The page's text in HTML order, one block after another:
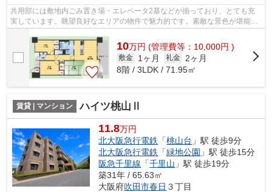
共用部には敷地内ごみ置き場・エレベータ2基などが揃っており、とても充
実しています。眺望良好なエリアの物件で魅力的です。素敵な景色が堪能で
10万円 (管理費等：10,000円 )
敷金 1ヶ月 礼金
2ヶ月
8階 / 3LDK / 71.95㎡
賃貸 | マンション ハイツ桃山Ⅱ
11.8万円
北大阪急行電鉄 「桃山台 」駅 徒歩9分
北大阪急行電鉄 「緑地公園 」駅 徒歩15分
阪急千里線 「千里山 」駅 徒歩19分
築31年 / 65.63㎡
大阪府吹田市春日 ３丁目